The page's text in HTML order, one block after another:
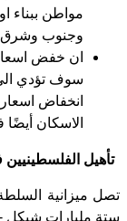
مواطن ببناء
وجنوب وشرق
ان خفض
سوف تؤدي
انخفاض
الاسكان أيضًا
تأهيل